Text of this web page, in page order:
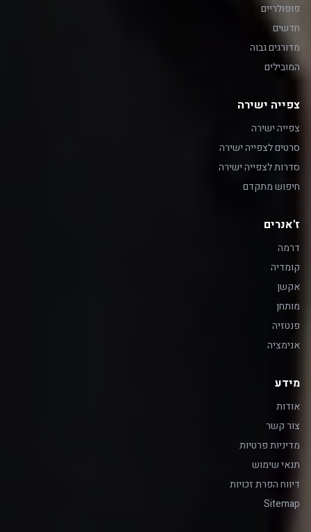
פופולריים
חדשים
מדורגים גבוה
המובילים
צפייה ישירה
צפייה ישירה
סרטים לצפייה ישירה
סדרות לצפייה ישירה
חיפוש מתקדם
ז'אנרים
דרמה
קומדיה
אקשן
מותחן
פנטזיה
אנימציה
מידע
אודות
צור קשר
מדיניות פרטיות
תנאי שימוש
דיווח הפרת זכויות
Sitemap